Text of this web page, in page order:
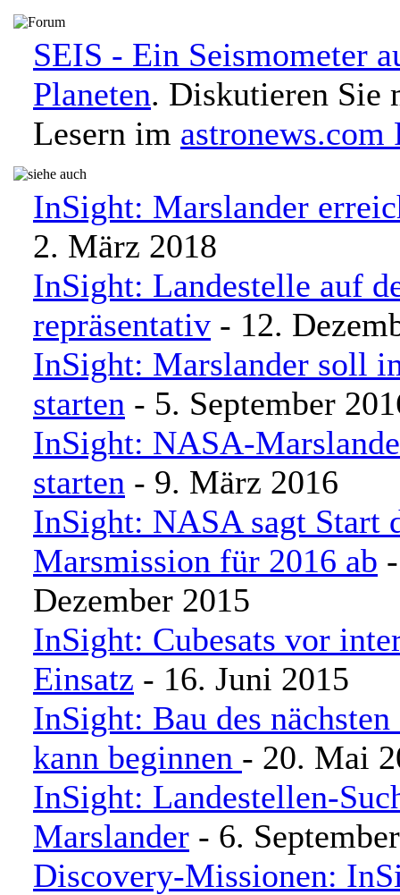
SEIS - Ein Seismometer
Planeten. Diskutieren Sie
Lesern im astronews.com
InSight: Marslander
2. März 2018
InSight: Landestelle auf
repräsentativ - 12.
InSight: Marslander soll
starten - 5. September
InSight: NASA-
starten - 9. März 2016
InSight: NASA sagt Start
Marsmission für 2016 ab
Dezember 2015
InSight: Cubesats vor
Einsatz - 16. Juni 2015
InSight: Bau des
kann beginnen - 20. Mai
InSight: Landestellen-
Marslander - 6.
Discovery-Missionen: